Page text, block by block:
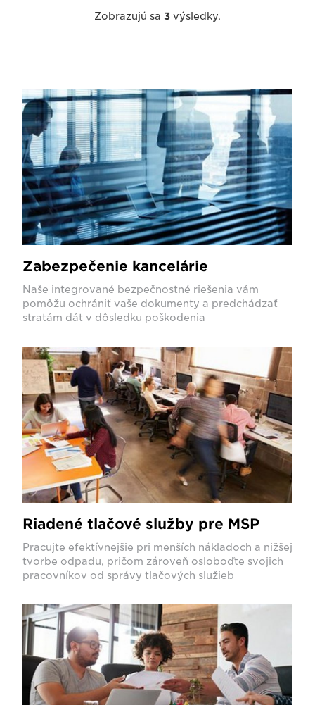
Zobrazujú sa 3 výsledky.
Zabezpečenie kancelárie
Naše integrované bezpečnostné riešenia vám
pomôžu ochrániť vaše dokumenty a predchádzať
stratám dát v dôsledku poškodenia
Riadené tlačové služby pre MSP
Pracujte efektívnejšie pri menších nákladoch a nižšej
tvorbe odpadu, pričom zároveň osloboďte svojich
pracovníkov od správy tlačových služieb